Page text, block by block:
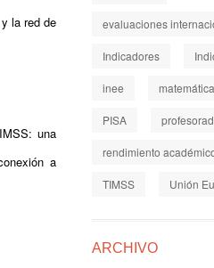
la red de
una
a
evaluaciones
Indicadores
inee
PISA
rendimiento
TIMSS Unión
ARCHIVO